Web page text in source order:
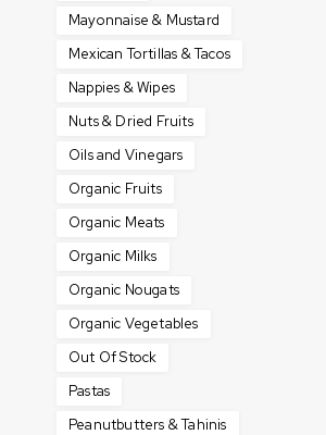
Mayonnaise & Mustard
Mexican Tortillas & Tacos
Nappies & Wipes
Nuts & Dried Fruits
Oils and Vinegars
Organic Fruits
Organic Meats
Organic Milks
Organic Nougats
Organic Vegetables
Out Of Stock
Pastas
Peanutbutters & Tahinis